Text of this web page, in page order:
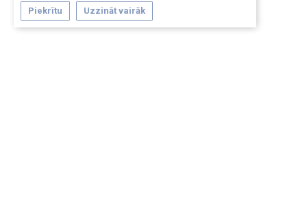
Piekrītu Uzzināt vairāk